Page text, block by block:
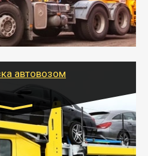
поможет
в порт и из порта
на контейнеровозе,
кузовах),
автовозом